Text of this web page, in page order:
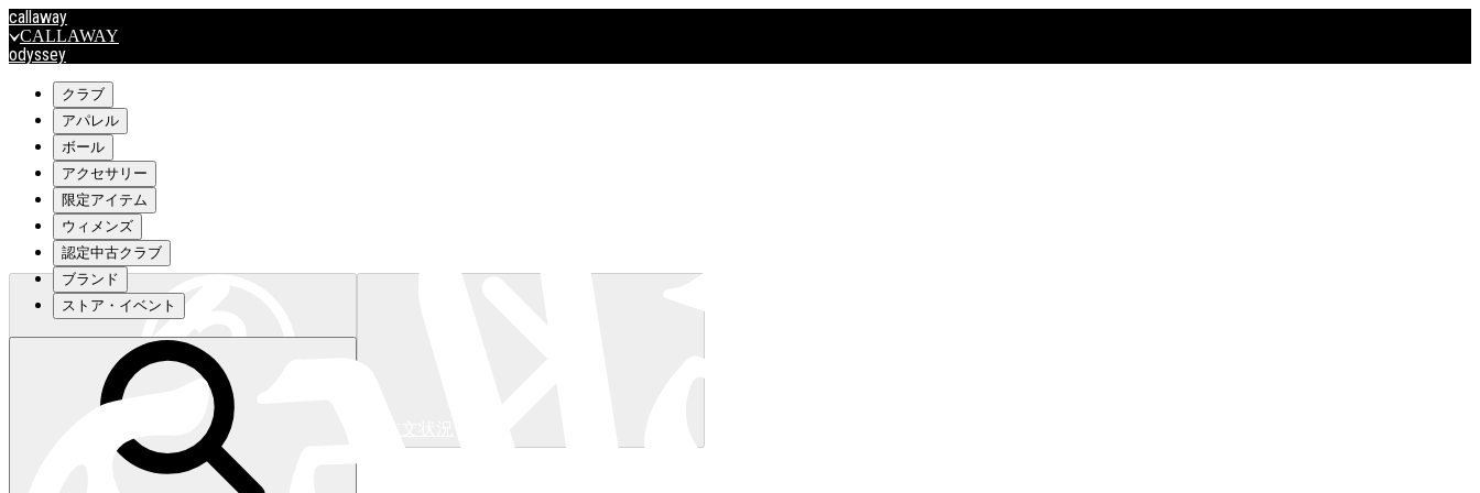
callaway
CALLAWAY
odyssey
travismathew
outlet
OUTLET
キャロウェイアパレルはこちら>>>
キャロウェイアパレルはこちら>>>
クラブ
アパレル
ボール
アクセサリー
限定アイテム
ウィメンズ
認定中古クラブ
ブランド
ストア・イベント